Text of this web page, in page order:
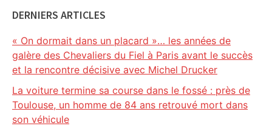
DERNIERS ARTICLES
« On dormait dans un placard »… les années de
galère des Chevaliers du Fiel à Paris avant le succès
et la rencontre décisive avec Michel Drucker
La voiture termine sa course dans le fossé : près de
Toulouse, un homme de 84 ans retrouvé mort dans
son véhicule